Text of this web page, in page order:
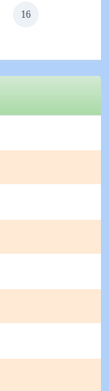
16